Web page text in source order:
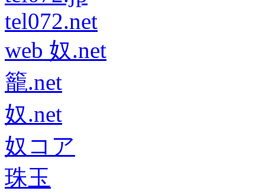
tel072.net
web 奴.net
籠.net
奴.net
奴コア
珠玉